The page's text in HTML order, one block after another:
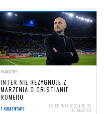
TRANSFERY
INTER NIE REZYGNUJE Z
MARZENIA O CRISTIANIE
ROMERO
1 KOMENTARZ 1 SIERPNIA 2026 | 10:39
NERIOCORSI